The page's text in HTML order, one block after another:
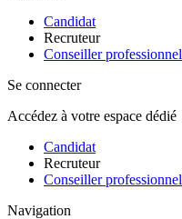
Candidat
Recruteur
Conseiller professionnel
Se connecter
Accédez à votre espace dédié
Candidat
Recruteur
Conseiller professionnel
Navigation